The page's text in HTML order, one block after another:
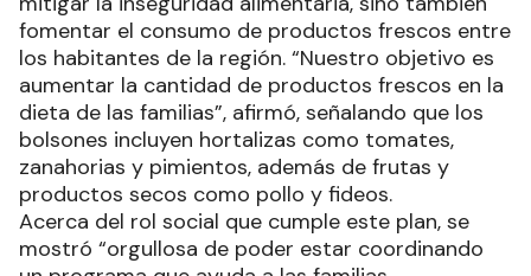
fomentar el consumo de productos frescos entre
los habitantes de la región. “Nuestro objetivo es
aumentar la cantidad de productos frescos en la
dieta de las familias”, afirmó, señalando que los
bolsones incluyen hortalizas como tomates,
zanahorias y pimientos, además de frutas y
productos secos como pollo y fideos.
Acerca del rol social que cumple este plan, se
mostró “orgullosa de poder estar coordinando